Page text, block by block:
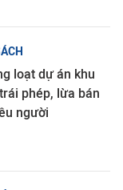
loạt dự án khu
phép, lừa bán
người